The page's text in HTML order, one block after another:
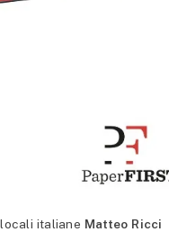
italiane Matteo Ricci